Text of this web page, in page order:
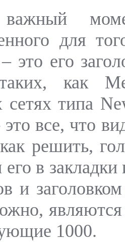
важный
для
это его
таких, как
сетях типа
это все, что
решить,
в
и
1000.